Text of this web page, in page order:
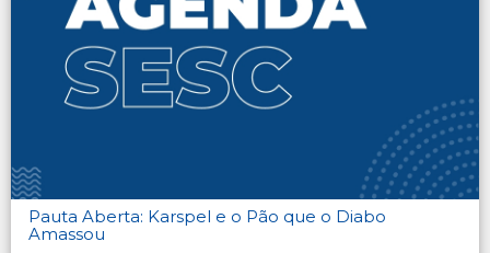
Pauta Aberta: Karspel e o Pão que o Diabo
Amassou